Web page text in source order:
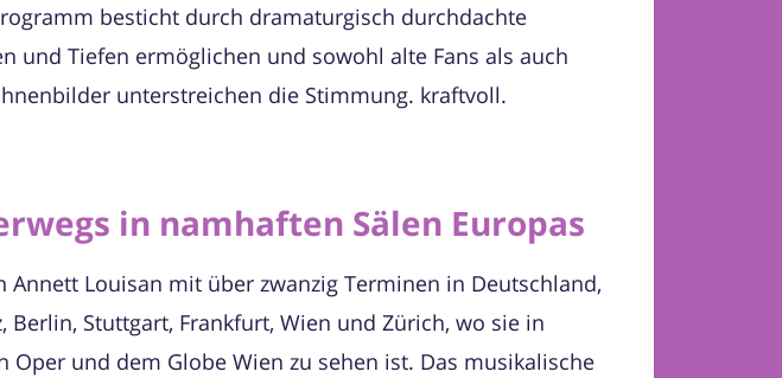
besticht durch dramaturgisch durchdachte
und Tiefen ermöglichen und sowohl alte Fans als auch
unterstreichen die Stimmung. kraftvoll.
in namhaften Sälen Europas
Louisan mit über zwanzig Terminen in Deutschland,
Stuttgart, Frankfurt, Wien und Zürich, wo sie in
und dem Globe Wien zu sehen ist. Das musikalische